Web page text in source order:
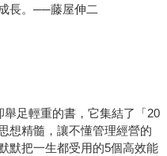
長。──藤屋伸二
足輕重的書，它集結了「20
想精髓，讓不懂管理經營的
默把一生都受用的5個高效能